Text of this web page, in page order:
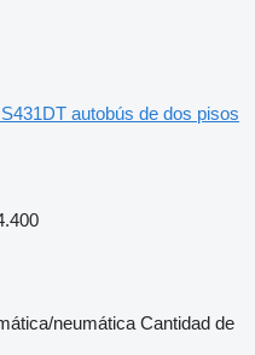
autobús de dos pisos
neumática Cantidad de